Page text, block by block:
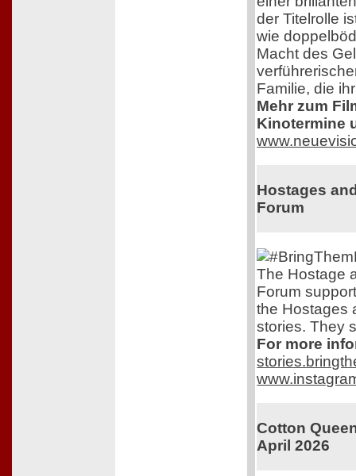
der Titelrolle
wie
Macht des
Familie, die
Mehr zum
Kinotermine
Hostages
Forum
The Hostage
Forum
the Hostages
stories. They
For more
Cotton
April 2026